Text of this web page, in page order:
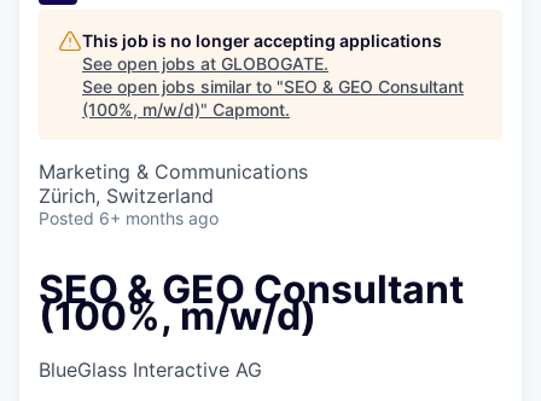
This job is no longer accepting applications
See open jobs at GLOBOGATE.
See open jobs similar to "SEO & GEO Consultant
(100%, m/w/d)" Capmont.
Marketing & Communications
Zürich, Switzerland
Posted 6+ months ago
SEO & GEO Consultant
(100%, m/w/d)
BlueGlass Interactive AG